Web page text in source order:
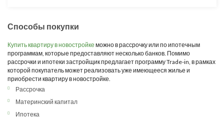
Способы покупки
Купить квартиру в новостройке можно в рассрочку или по ипотечным
программам, которые предоставляют несколько банков. Помимо
рассрочки и ипотеки застройщик предлагает программу Trade-in, в рамках
которой покупатель может реализовать уже имеющееся жилье и
приобрести квартиру в новостройке.
Рассрочка
Материнский капитал
Ипотека